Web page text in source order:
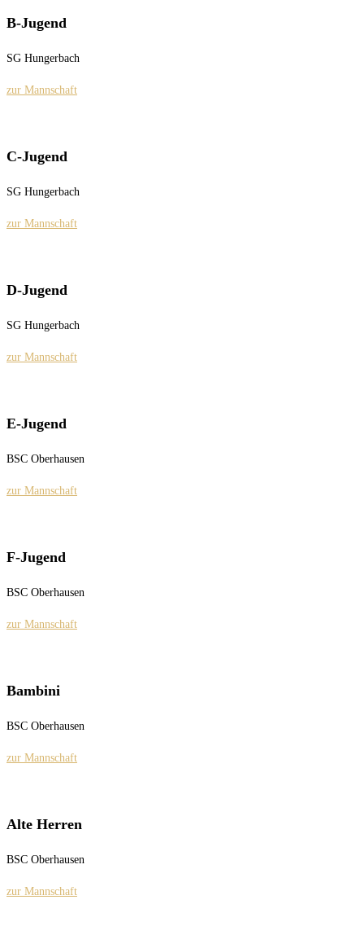
B-Jugend
SG Hungerbach
zur Mannschaft
C-Jugend
SG Hungerbach
zur Mannschaft
D-Jugend
SG Hungerbach
zur Mannschaft
E-Jugend
BSC Oberhausen
zur Mannschaft
F-Jugend
BSC Oberhausen
zur Mannschaft
Bambini
BSC Oberhausen
zur Mannschaft
Alte Herren
BSC Oberhausen
zur Mannschaft